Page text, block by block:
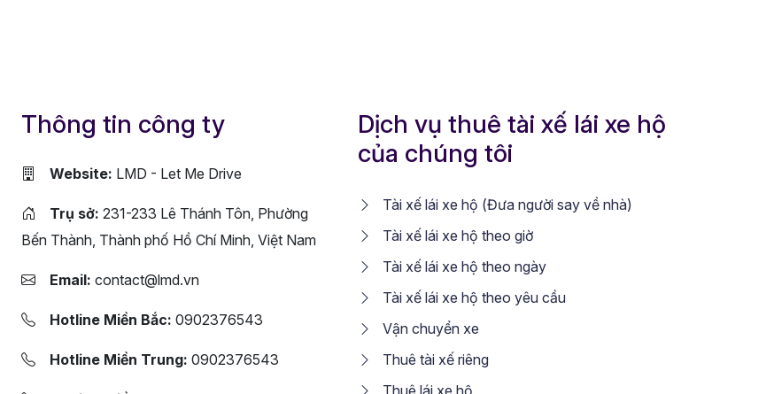
Thông tin công ty
Website: LMD - Let Me Drive
Trụ sở: 231-233 Lê Thánh Tôn, Phường
Bến Thành, Thành phố Hồ Chí Minh, Việt Nam
Email: contact@lmd.vn
Hotline Miền Bắc: 0902376543
Hotline Miền Trung: 0902376543
Dịch vụ thuê tài xế lái xe hộ
của chúng tôi
Tài xế lái xe hộ (Đưa người say về nhà)
Tài xế lái xe hộ theo giờ
Tài xế lái xe hộ theo ngày
Tài xế lái xe hộ theo yêu cầu
Vận chuyển xe
Thuê tài xế riêng
Thuê lái xe hộ